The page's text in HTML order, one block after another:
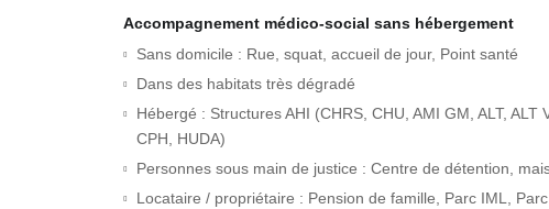
Accompagnement médico-social sans hébergement
Sans domicile : Rue, squat, accueil de jour, Point santé
Dans des habitats très dégradé
Hébergé : Structures AHI (CHRS, CHU, AMI GM, ALT,
CPH, HUDA)
Personnes sous main de justice : Centre de détention,
Locataire / propriétaire : Pension de famille, Parc IML,